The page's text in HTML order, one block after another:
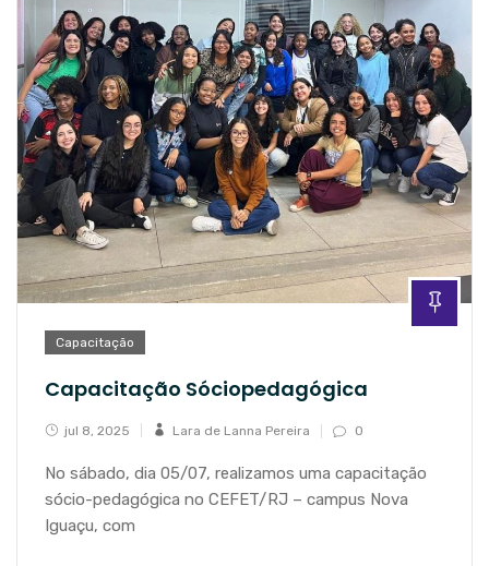
Capacitação
Capacitação Sóciopedagógica
jul 8, 2025 Lara de Lanna Pereira 0
No sábado, dia 05/07, realizamos uma capacitação
sócio-pedagógica no CEFET/RJ – campus Nova
Iguaçu, com